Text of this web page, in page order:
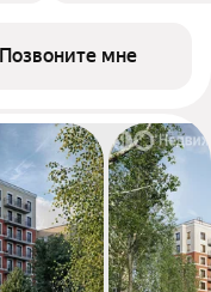
Позвоните мне